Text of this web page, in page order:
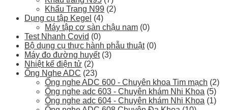
Khẩu Trang N99 (2)
Dụng cụ tập Kegel (4)
Máy tập cơ sàn chậu nam (0)
Test Nhanh Covid (0)
Bộ dụng cụ thực hành phẫu thuật (0)
Máy đo đường huyết (3)
Nhiệt kế điện tử (2)
Ống Nghe ADC (23)
Ống nghe ADC 600 - Chuyên khoa Tim mạch (2)
Ống nghe adc 603 - Chuyên khám Nhi Khoa (5)
Ống nghe adc 604 - Chuyên khám Nhi Khoa (1)